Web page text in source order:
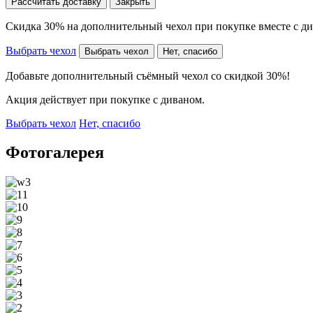
Скидка 30% на дополнительный чехол при покупке вместе с
Выбрать чехол Выбрать чехол Нет, спасибо
Добавьте дополнительный съёмный чехол со скидкой 30%!
Акция действует при покупке с диваном.
Выбрать чехол Нет, спасибо
Фотогалерея